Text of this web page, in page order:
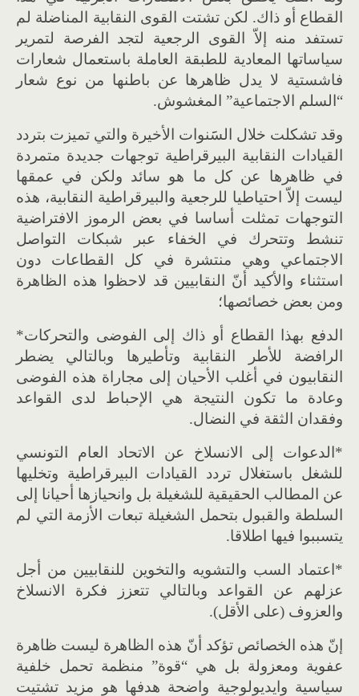
القطاع أو ذاك. لكن تشتت القوى النقابية المناضلة لم
تستفد منه إلاّ القوى الرجعية لتجد الفرصة لتمرير
سياساتها المعادية للطبقة العاملة باستعمال شعارات
فاشستية لا يدل ظاهرها عن باطنها من نوع شعار
“السلم الاجتماعية” المغشوش.
وقد تشكلت خلال السََنوات الأخيرة والتي تميزت بتردد
القيادات النقابية البيرقراطية توجهات جديدة متمردة
في ظاهرها عن كل ما هو سائد ولكن في عمقها
ليست إلاّ احتياطيا للرجعية والبيرقراطية النقابية، هذه
التوجهات تمثلت أساسا في بعض الرموز الافتراضية
تنشط وتتحرك في الخفاء عبر شبكات التواصل
الاجتماعي وهي منتشرة في كل القطاعات دون
استثناء والأكيد أنّ النقابيين قد لاحظوا هذه الظاهرة
ومن بعض خصائصها؛
الدفع بهذا القطاع أو ذاك إلى الفوضى والتحركات*
الرافضة للأطر النقابية وتأطيرها وبالتالي يضطر
النقابيون في أغلب الأحيان إلى مجاراة هذه الفوضى
وعادة ما تكون النتيجة هي الإحباط لدى القواعد
وفقدان الثقة في النضال.
*الدعوات إلى الانسلاخ عن الاتحاد العام التونسي
للشغل باستغلال تردد القيادات البيرقراطية وتخليها
عن المطالب الحقيقية للشغيلة بل وانحيازها أحيانا إلى
السلطة والقبول بتحمل الشغيلة تبعات الأزمة التي لم
يتسببوا فيها اطلاقا.
*اعتماد السب والتشويه والتخوين للنقابيين من أجل
عزلهم عن القواعد وبالتالي تتعزز فكرة الانسلاخ
والعزوف (على الأقل).
إنّ هذه الخصائص تؤكد أنّ هذه الظاهرة ليست ظاهرة
عفوية ومعزولة بل هي “قوة” منظمة تحمل خلفية
سياسية وايديولوجية واضحة هدفها هو مزيد تشتيت